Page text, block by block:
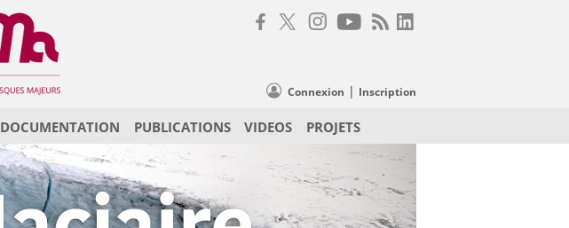
Connexion | Inscription
DOCUMENTATION PUBLICATIONS VIDEOS PROJETS